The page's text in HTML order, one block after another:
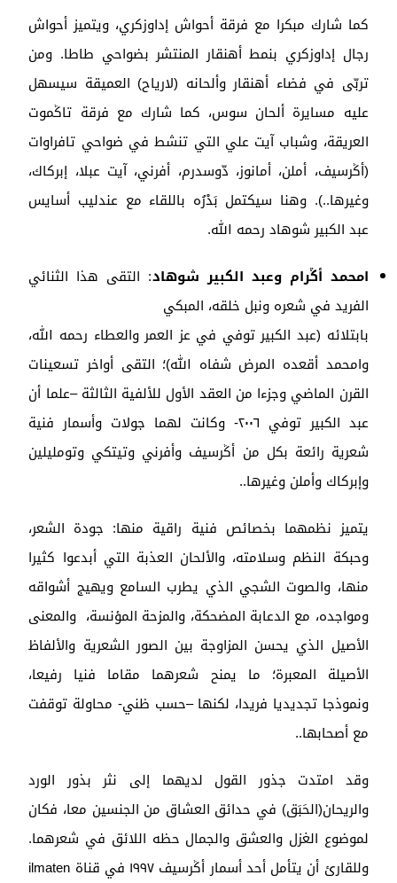
كما شارك مبكرا مع فرقة أحواش إداوزكري، ويتميز أحواش
رجال إداوزكري بنمط أهنقار المنتشر بضواحي طاطا. ومن
تربّى في فضاء أهنقار وألحانه (لارياح) العميقة سيسهل
عليه مسايرة ألحان سوس، كما شارك مع فرقة تاݣموت
العريقة، وشباب آيت علي التي تنشط في ضواحي تافراوات
(أݣرسيف، أملن، أمانوز، دّوسدرم، أفرني، آيت عبلا، إبركاك،
وغيرها..). وهنا سيكتمل بَدْرُه باللقاء مع عندليب أسايس
عبد الكبير شوهاد رحمه الله.
امحمد أݣرام وعبد الكبير شوهاد: التقى هذا الثنائي
الفريد في شعره ونبل خلقه، المبكي
بابتلائه (عبد الكبير توفي في عز العمر والعطاء رحمه الله،
وامحمد أقعده المرض شفاه الله)؛ التقى أواخر تسعينات
القرن الماضي وجزءا من العقد الأول للألفية الثالثة –علما أن
عبد الكبير توفي ٢٠٠٦- وكانت لهما جولات وأسمار فنية
شعرية رائعة بكل من أݣرسيف وأفرني وتيتكي وتومليلين
وإبركاك وأملن وغيرها..
يتميز نظمهما بخصائص فنية راقية منها: جودة الشعر،
وحبكة النظم وسلامته، والألحان العذبة التي أبدعوا كثيرا
منها، والصوت الشجي الذي يطرب السامع ويهيج أشواقه
ومواجده، مع الدعابة المضحكة، والمزحة المؤنسة، والمعنى
الأصيل الذي يحسن المزاوجة بين الصور الشعرية والألفاظ
الأصيلة المعبرة؛ ما يمنح شعرهما مقاما فنيا رفيعا،
ونموذجا تجديديا فريدا، لكنها –حسب ظني- محاولة توقفت
مع أصحابها..
وقد امتدت جذور القول لديهما إلى نثر بذور الورد
والريحان(الحَبَق) في حدائق العشاق من الجنسين معا، فكان
لموضوع الغزل والعشق والجمال حظه اللائق في شعرهما.
وللقارئ أن يتأمل أحد أسمار أݣرسيف ١٩٩٧ في قناة ilmaten